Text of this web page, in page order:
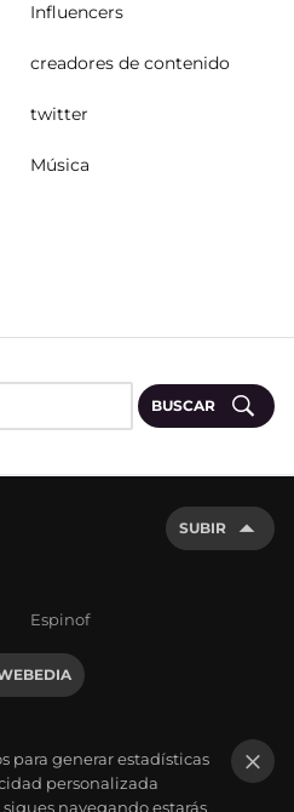
Influencers
creadores de contenido
twitter
Música
BUSCAR
SUBIR
Espinof
para generar estadísticas
personalizada
navegando estarás